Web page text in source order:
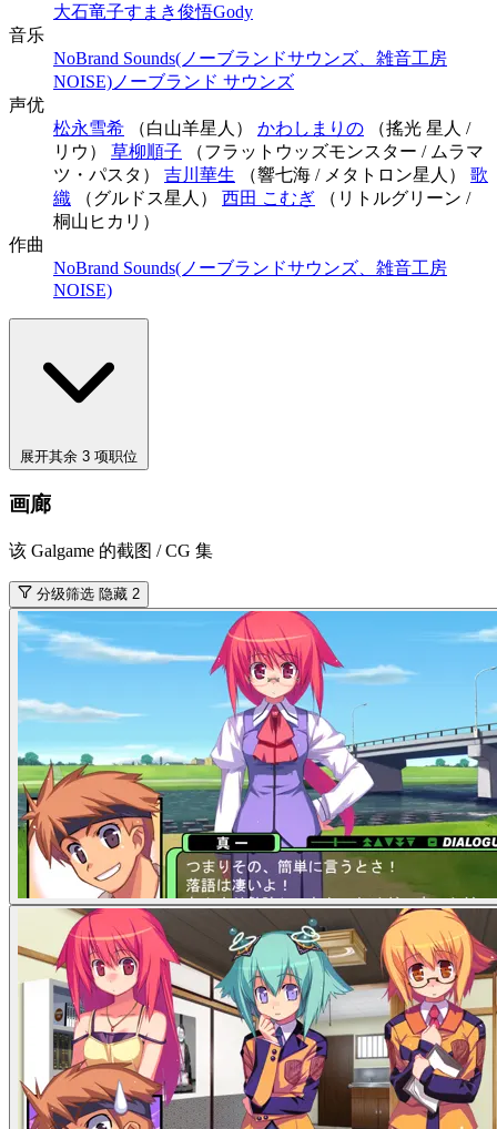
大石竜子すまき俊悟Gody
音乐
NoBrand Sounds(ノーブランドサウンズ、雑音工房
NOISE) ノーブランド サウンズ
声优
松永雪希 （白山羊星人） かわしまりの （搖光 星人 /
リウ） 草柳順子 （フラットウッズモンスター / ムラマ
ツ・パスタ） 吉川華生 （響七海 / メタトロン星人） 歌
織 （グルドス星人） 西田 こむぎ （リトルグリーン /
桐山ヒカリ）
作曲
NoBrand Sounds(ノーブランドサウンズ、雑音工房
NOISE)
展开其余 3 项职位
画廊
该 Galgame 的截图 / CG 集
分级筛选 隐藏 2